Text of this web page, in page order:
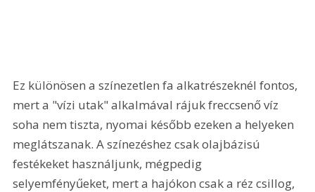
Ez különösen a színezetlen fa alkatrészeknél fontos,
mert a "vízi utak" alkalmával rájuk freccsenő víz
soha nem tiszta, nyomai később ezeken a helyeken
meglátszanak. A színezéshez csak olajbázisú
festékeket használjunk, mégpedig
selyemfényűeket, mert a hajókon csak a réz csillog,